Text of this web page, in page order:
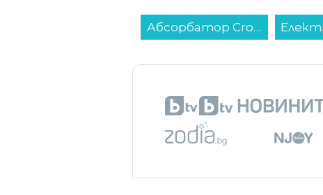
Абсорбатор Crown HC 602 BK...